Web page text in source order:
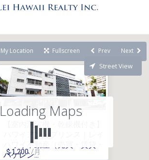
【室内洗濯機・乾燥機付き】
ハワイ不動産（売買・賃貸・
バケレン...
$ 1,200 /月
Loading Maps
My Location Fullscreen Prev Next
Street View